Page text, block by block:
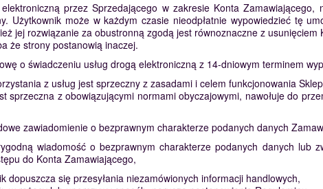
przez Sprzedającego w zakresie Konta
Użytkownik może w każdym czasie nieodpłatnie wypowiedzieć tę
jej rozwiązanie za obustronną zgodą jest równoznaczne z
że strony postanowią inaczej.
o świadczeniu usług drogą elektroniczną z 14-dniowym terminem
z usług jest sprzeczny z zasadami i celem funkcjonowania
sprzeczna z obowiązującymi normami obyczajowymi, nawołuje do
zawiadomienie o bezprawnym charakterze podanych danych
wiadomość o bezprawnym charakterze podanych danych lub
do Konta Zamawiającego,
dopuszcza się przesyłania niezamówionych informacji handlowych,